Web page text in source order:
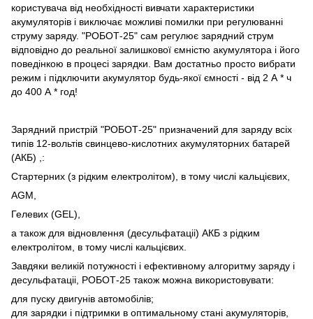
користувача від необхідності вивчати характеристики
акумуляторів і виключає можливі помилки при регулюванні
струму заряду. "РОБОТ-25" сам регулює зарядний струм
відповідно до реальної залишкової ємністю акумулятора і його
поведінкою в процесі зарядки. Вам достатньо просто вибрати
режим і підключити акумулятор будь-якої ємності - від 2 А * ч
до 400 А * год!
Зарядний пристрій "РОБОТ-25" призначений для заряду всіх
типів 12-вольтів свинцево-кислотних акумуляторних батарей
(АКБ) ,:
Стартерних (з рідким електролітом), в тому числі кальцієвих,
AGM,
Гелевих (GEL),
а також для відновлення (десульфатаціі) АКБ з рідким
електролітом, в тому числі кальцієвих.
Завдяки великій потужності і ефективному алгоритму заряду і
десульфатаціі, РОБОТ-25 також можна використовувати:
для пуску двигунів автомобілів;
для зарядки і підтримки в оптимальному стані акумуляторів,